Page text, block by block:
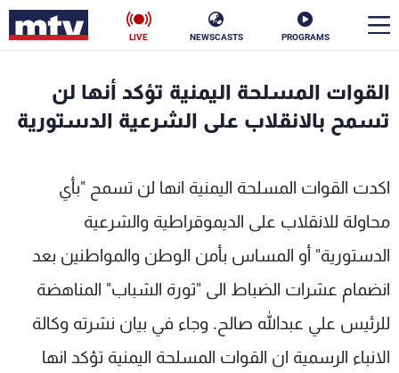
PROGRAMS
NEWSCASTS
LIVE
القوات المسلحة اليمنية تؤكد أنها لن
تسمح بالانقلاب على الشرعية الدستورية
اكدت القوات المسلحة اليمنية انها لن تسمح "بأي
محاولة للانقلاب على الديموقراطية والشرعية
الدستورية" أو المساس بأمن الوطن والمواطنين بعد
انضمام عشرات الضباط الى "ثورة الشباب" المناهضة
للرئيس علي عبدالله صالح. وجاء في بيان نشرته وكالة
الانباء الرسمية ان القوات المسلحة اليمنية تؤكد انها
الأخبار
منوعات رياضة
كأس العالم